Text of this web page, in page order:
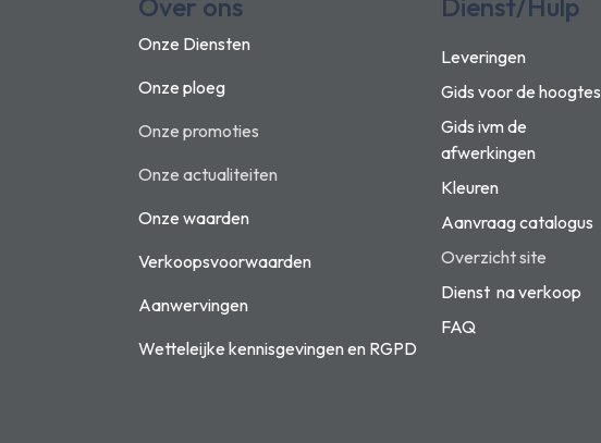
Over ons
Onze Diensten
Onze ploeg
Onze promoties
Onze actualiteiten
Onze waarden
Verkoopsvoorwaarden
Aanwervingen
Wetteleijke kennisgevingen en RGPD
Dienst/Hulp
Leveringen
Gids voor de hoogtes
Gids ivm de
afwerkingen
Kleuren
Aanvraag catalogus
Overzicht site
Dienst na verkoop
FAQ